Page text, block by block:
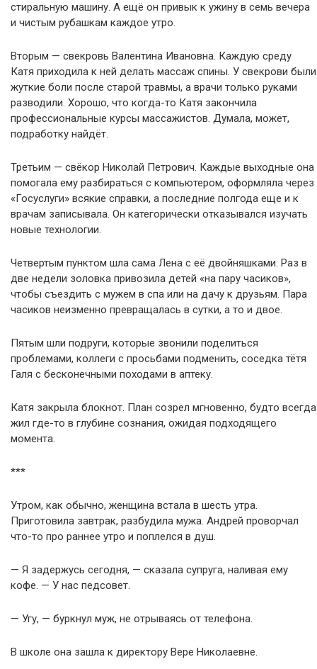
стиральную машину. А ещё он привык к ужину в семь вечера
и чистым рубашкам каждое утро.
Вторым — свекровь Валентина Ивановна. Каждую среду
Катя приходила к ней делать массаж спины. У свекрови были
жуткие боли после старой травмы, а врачи только руками
разводили. Хорошо, что когда-то Катя закончила
профессиональные курсы массажистов. Думала, может,
подработку найдёт.
Третьим — свёкор Николай Петрович. Каждые выходные она
помогала ему разбираться с компьютером, оформляла через
«Госуслуги» всякие справки, а последние полгода еще и к
врачам записывала. Он категорически отказывался изучать
новые технологии.
Четвертым пунктом шла сама Лена с её двойняшками. Раз в
две недели золовка привозила детей «на пару часиков»,
чтобы съездить с мужем в спа или на дачу к друзьям. Пара
часиков неизменно превращалась в сутки, а то и двое.
Пятым шли подруги, которые звонили поделиться
проблемами, коллеги с просьбами подменить, соседка тётя
Галя с бесконечными походами в аптеку.
Катя закрыла блокнот. План созрел мгновенно, будто всегда
жил где-то в глубине сознания, ожидая подходящего
момента.
***
Утром, как обычно, женщина встала в шесть утра.
Приготовила завтрак, разбудила мужа. Андрей проворчал
что-то про раннее утро и поплелся в душ.
— Я задержусь сегодня, — сказала супруга, наливая ему
кофе. — У нас педсовет.
— Угу, — буркнул муж, не отрываясь от телефона.
В школе она зашла к директору Вере Николаевне.